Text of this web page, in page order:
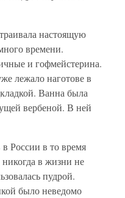
настоящую
времени.
и гофмейстерина.
лежало наготове в
Ванна была
вербеной. В ней
России в то время
в жизни не
пудрой.
было неведомо